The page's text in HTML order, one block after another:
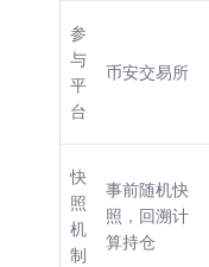
参
与
平
台
币安交易所
快
照
机
制
事前随机快
照，回溯计
算持仓